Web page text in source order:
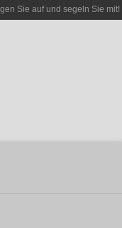
Sie auf und segeln Sie mit!